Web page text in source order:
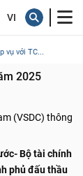
vụ với TC...
2025
(VSDC) thông
Bộ tài chính
phủ đấu thầu